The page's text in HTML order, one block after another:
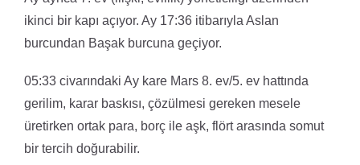
ikinci bir kapı açıyor. Ay 17:36 itibarıyla Aslan
burcundan Başak burcuna geçiyor.
05:33 civarındaki Ay kare Mars 8. ev/5. ev hattında
gerilim, karar baskısı, çözülmesi gereken mesele
üretirken ortak para, borç ile aşk, flört arasında somut
bir tercih doğurabilir.